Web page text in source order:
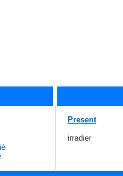
é
Present
irradier